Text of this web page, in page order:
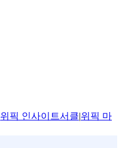
위픽 인사이트서클|위픽 마